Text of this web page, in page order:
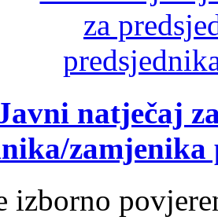
natječaj
izborno